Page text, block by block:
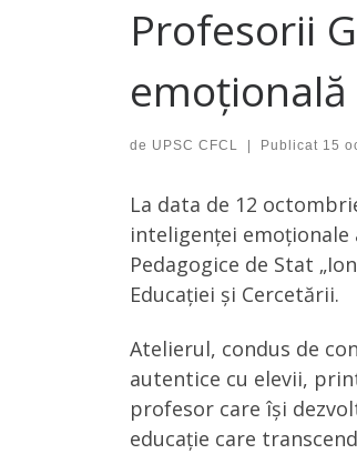
Profesorii
emoțională
de UPSC CFCL | Publicat 15
La data de 12
inteligenței
Pedagogice de Stat
Educației și Cercetării.
Atelierul, condus de
autentice cu elevii,
profesor care își
educație care